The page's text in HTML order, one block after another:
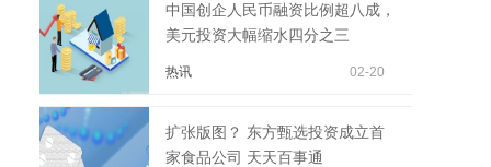
中国创企人民币融资比例超八成，
美元投资大幅缩水四分之三
热讯 02-20
扩张版图？ 东方甄选投资成立首
家食品公司 天天百事通